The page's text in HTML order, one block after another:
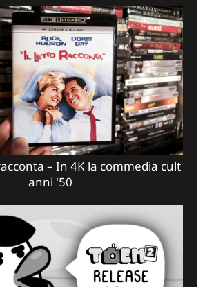
– In 4K la commedia cult
anni '50